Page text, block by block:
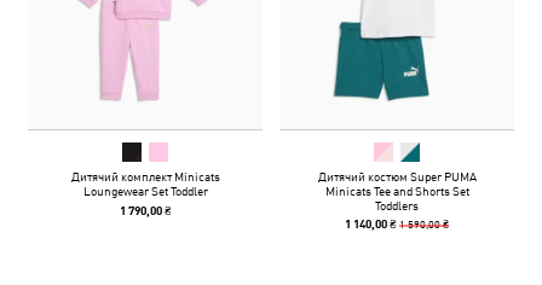
Дитячий комплект Minicats
Loungewear Set Toddler
1 790,00 ₴
Дитячий костюм Super PUMA
Minicats Tee and Shorts Set
Toddlers
1 140,00 ₴1 590,00 ₴